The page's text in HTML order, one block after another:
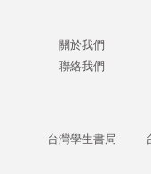
關於我們
聯絡我們
台灣學生書局